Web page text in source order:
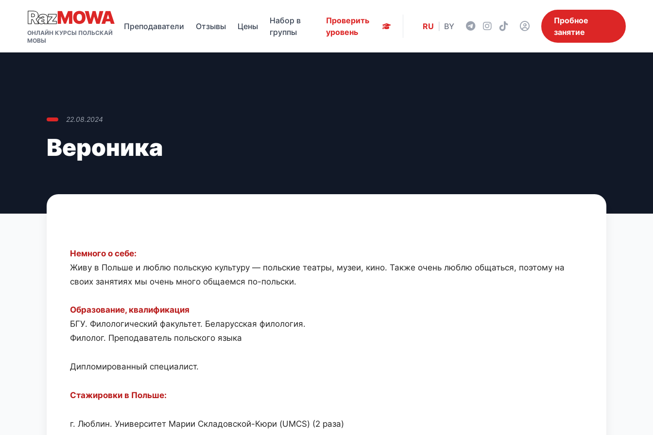
RazMOWA
ОНЛАЙН КУРСЫ ПОЛЬСКАЙ
МОВЫ
Преподаватели Отзывы Цены
Набор в
группы
Проверить
уровень
RU BY
Пробное
занятие
22.08.2024
Вероника
Немного о себе:
Живу в Польше и люблю польскую культуру — польские театры, музеи, кино. Также очень люблю общаться, поэтому на
своих занятиях мы очень много общаемся по-польски.
Образование, квалификация
БГУ. Филологический факультет. Беларусская филология.
Филолог. Преподаватель польского языка
Дипломированный специалист.
Стажировки в Польше:
г. Люблин. Университет Марии Складовской-Кюри (UMCS) (2 раза)